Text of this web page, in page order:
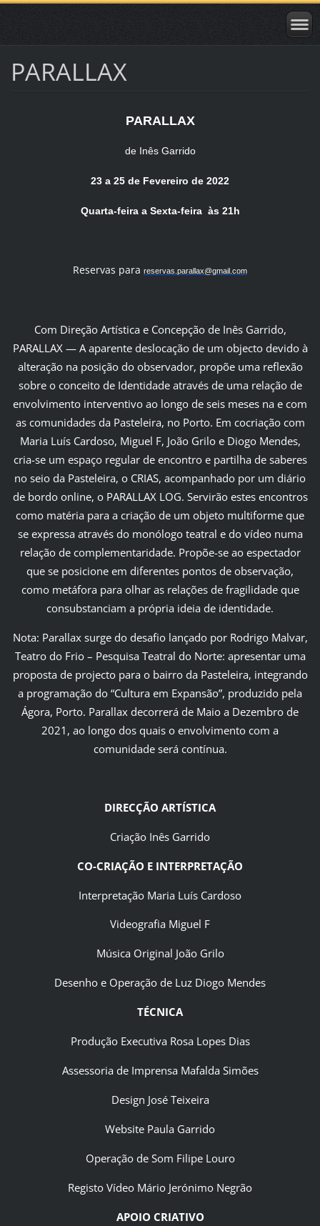
PARALLAX
PARALLAX
de Inês Garrido
23 a 25 de Fevereiro de 2022
Quarta-feira a Sexta-feira às 21h
Reservas para reservas. parallax@gmail.com
Com Direção Artística e Concepção de Inês Garrido,
PARALLAX — A aparente deslocação de um objecto devido à
alteração na posição do observador, propõe uma reflexão
sobre o conceito de Identidade através de uma relação de
envolvimento interventivo ao longo de seis meses na e com
as comunidades da Pasteleira, no Porto. Em cocriação com
Maria Luís Cardoso, Miguel F, João Grilo e Diogo Mendes,
cria-se um espaço regular de encontro e partilha de saberes
no seio da Pasteleira, o CRIAS, acompanhado por um diário
de bordo online, o PARALLAX LOG. Servirão estes encontros
como matéria para a criação de um objeto multiforme que
se expressa através do monólogo teatral e do vídeo numa
relação de complementaridade. Propõe-se ao espectador
que se posicione em diferentes pontos de observação,
como metáfora para olhar as relações de fragilidade que
consubstanciam a própria ideia de identidade.
Nota: Parallax surge do desafio lançado por Rodrigo Malvar,
Teatro do Frio – Pesquisa Teatral do Norte: apresentar uma
proposta de projecto para o bairro da Pasteleira, integrando
a programação do “Cultura em Expansão”, produzido pela
Ágora, Porto. Parallax decorrerá de Maio a Dezembro de
2021, ao longo dos quais o envolvimento com a
comunidade será contínua.
DIRECÇÃO ARTÍSTICA
Criação Inês Garrido
CO-CRIAÇÃO E INTERPRETAÇÃO
Interpretação Maria Luís Cardoso
Videografia Miguel F
Música Original João Grilo
Desenho e Operação de Luz Diogo Mendes
TÉCNICA
Produção Executiva Rosa Lopes Dias
Assessoria de Imprensa Mafalda Simões
Design José Teixeira
Website Paula Garrido
Operação de Som Filipe Louro
Registo Vídeo Mário Jerónimo Negrão
APOIO CRIATIVO